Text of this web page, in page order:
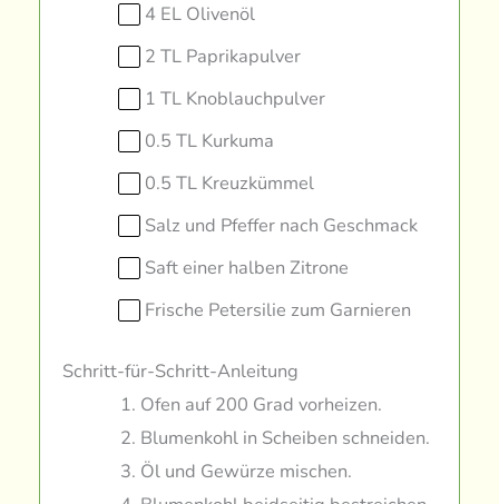
4 EL Olivenöl
2 TL Paprikapulver
1 TL Knoblauchpulver
0.5 TL Kurkuma
0.5 TL Kreuzkümmel
Salz und Pfeffer nach Geschmack
Saft einer halben Zitrone
Frische Petersilie zum Garnieren
Schritt-für-Schritt-Anleitung
Ofen auf 200 Grad vorheizen.
Blumenkohl in Scheiben schneiden.
Öl und Gewürze mischen.